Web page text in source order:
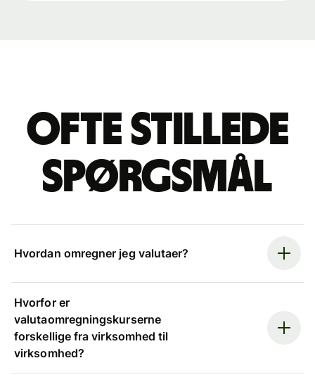
Ofte stillede
spørgsmål
Hvordan omregner jeg valutaer?
Hvorfor er
valutaomregningskurserne
forskellige fra virksomhed til
virksomhed?